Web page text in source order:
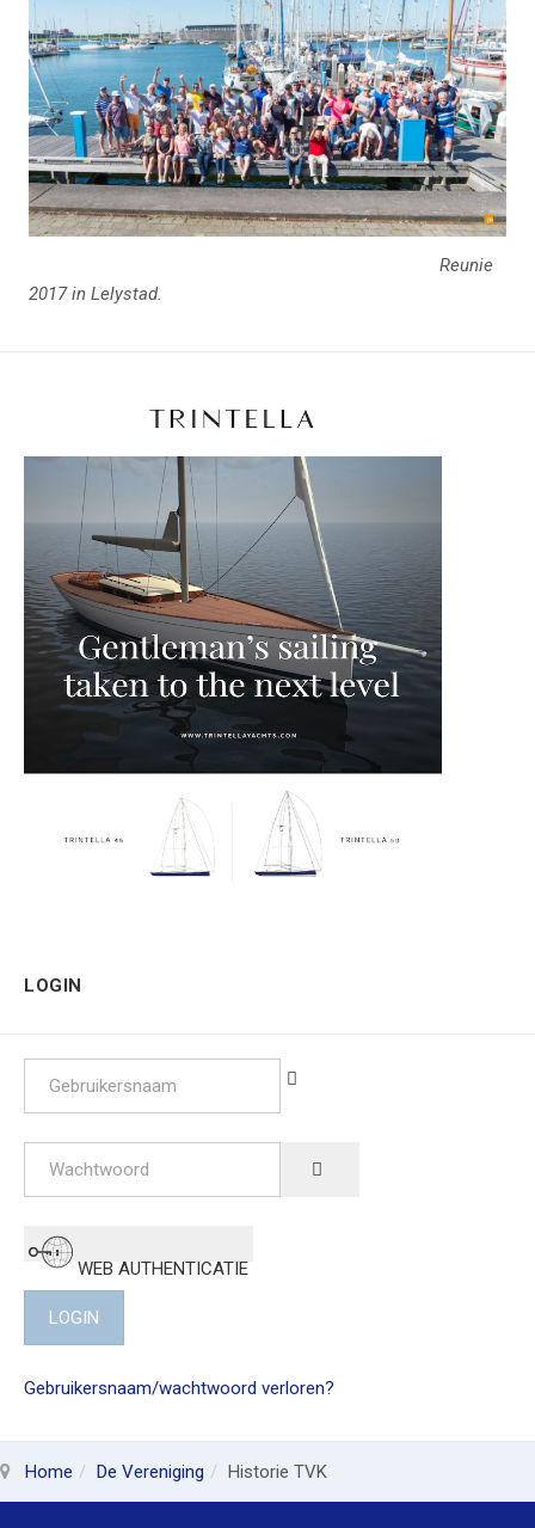
Reunie
2017 in Lelystad.
LOGIN
WEB AUTHENTICATIE
LOGIN
Gebruikersnaam/wachtwoord verloren?
Home De Vereniging Historie TVK